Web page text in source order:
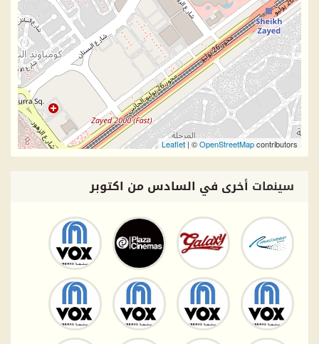
Leaflet| ©OpenStreetMapcontributors
سينمات أخرى في السادس من اكتوبر